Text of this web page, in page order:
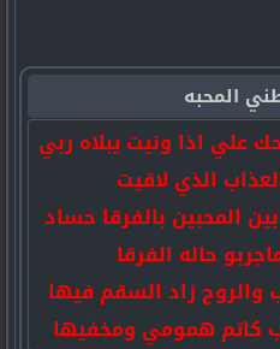
المحبه
علي اذا ونيت يبلاه ربي
الذي لاقيت
المحبين بالفرقا حساد
حاله الفرقا
زاد السقم فيها
كاتم همومي ومخفيها